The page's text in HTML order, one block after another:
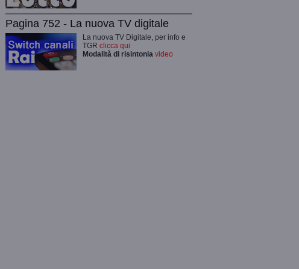
Pagina 752 - La nuova TV digitale
La nuova TV Digitale, per info e
TGR clicca qui
Modalità di risintonia video